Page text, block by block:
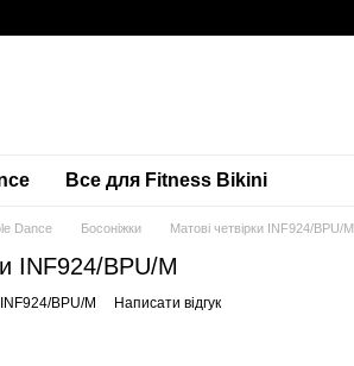
Все для Fitness Bikini
Dance Босоніжки Матові четвірки INF924/BPU/M
INF924/BPU/M
BPU/M Написати відгук